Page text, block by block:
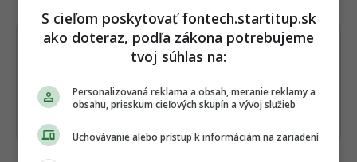
Dostaň Fontech do svojich Google
Pridať ako preferovaný zdroj
Fontech, odkaz sa otvorí v
S cieľom poskytovať fontech.startitup.sk
ako doteraz, podľa zákona potrebujeme
tvoj súhlas na:
Personalizovaná reklama a obsah, meranie reklamy a
obsahu, prieskum cieľových skupín a vývoj služieb
Uchovávanie alebo prístup k informáciám na zariadení